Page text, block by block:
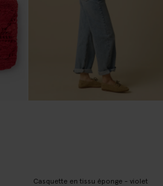
Casquette en tissu éponge - violet